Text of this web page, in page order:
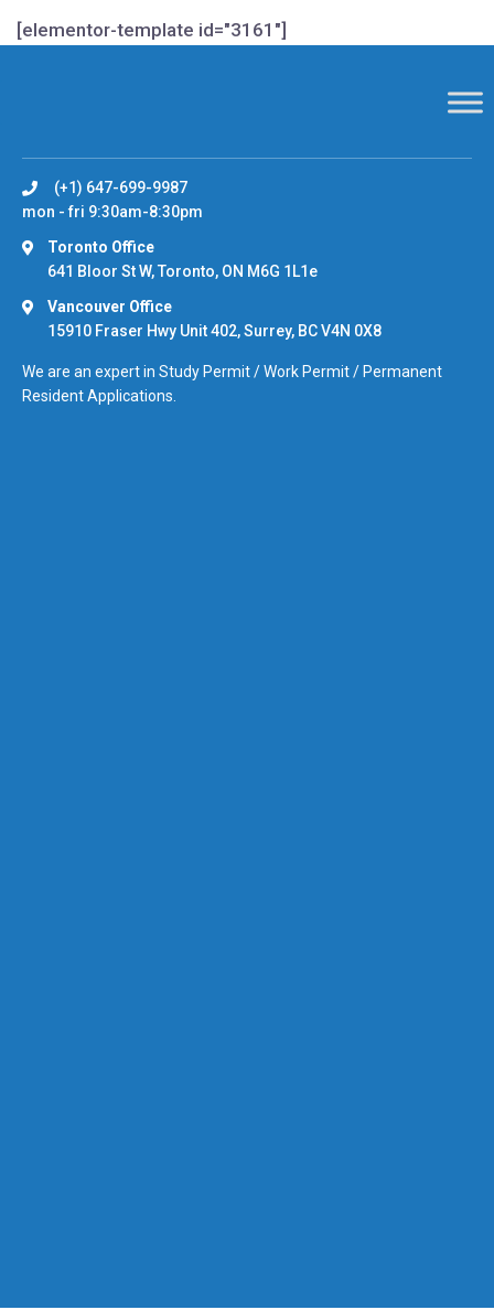
[elementor-template id="3161"]
(+1) 647-699-9987
mon - fri 9:30am-8:30pm
Toronto Office
641 Bloor St W, Toronto, ON M6G 1L1e
Vancouver Office
15910 Fraser Hwy Unit 402, Surrey, BC V4N 0X8
We are an expert in Study Permit / Work Permit / Permanent
Resident Applications.